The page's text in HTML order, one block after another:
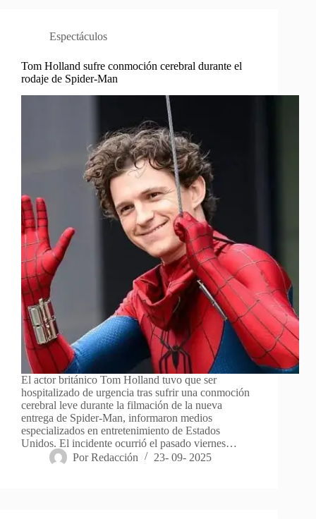
Espectáculos
Tom Holland sufre conmoción cerebral durante el
rodaje de Spider-Man
El actor británico Tom Holland tuvo que ser
hospitalizado de urgencia tras sufrir una conmoción
cerebral leve durante la filmación de la nueva
entrega de Spider-Man, informaron medios
especializados en entretenimiento de Estados
Unidos. El incidente ocurrió el pasado viernes…
Por Redacción 23- 09- 2025